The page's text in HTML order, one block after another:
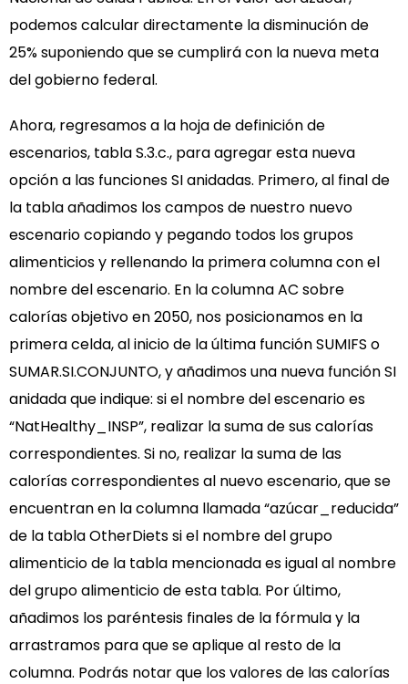
podemos calcular directamente la disminución de
25% suponiendo que se cumplirá con la nueva meta
del gobierno federal.
Ahora, regresamos a la hoja de definición de
escenarios, tabla S.3.c., para agregar esta nueva
opción a las funciones SI anidadas. Primero, al final de
la tabla añadimos los campos de nuestro nuevo
escenario copiando y pegando todos los grupos
alimenticios y rellenando la primera columna con el
nombre del escenario. En la columna AC sobre
calorías objetivo en 2050, nos posicionamos en la
primera celda, al inicio de la última función SUMIFS o
SUMAR.SI.CONJUNTO, y añadimos una nueva función SI
anidada que indique: si el nombre del escenario es
“NatHealthy_INSP”, realizar la suma de sus calorías
correspondientes. Si no, realizar la suma de las
calorías correspondientes al nuevo escenario, que se
encuentran en la columna llamada “azúcar_reducida”
de la tabla OtherDiets si el nombre del grupo
alimenticio de la tabla mencionada es igual al nombre
del grupo alimenticio de esta tabla. Por último,
añadimos los paréntesis finales de la fórmula y la
arrastramos para que se aplique al resto de la
columna. Podrás notar que los valores de las calorías